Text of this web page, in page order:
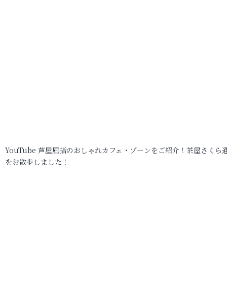
YouTube 芦屋屈指のおしゃれカフェ・ゾーンをご紹介！茶屋さくら
をお散歩しました！